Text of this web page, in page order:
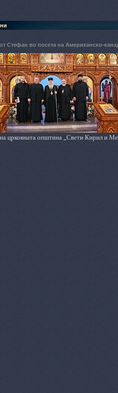
Стефан во посета на Американско-
црковната општина „Свети Кирил и